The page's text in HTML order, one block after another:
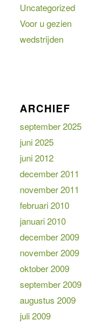
Uncategorized
Voor u gezien
wedstrijden
ARCHIEF
september 2025
juni 2025
juni 2012
december 2011
november 2011
februari 2010
januari 2010
december 2009
november 2009
oktober 2009
september 2009
augustus 2009
juli 2009